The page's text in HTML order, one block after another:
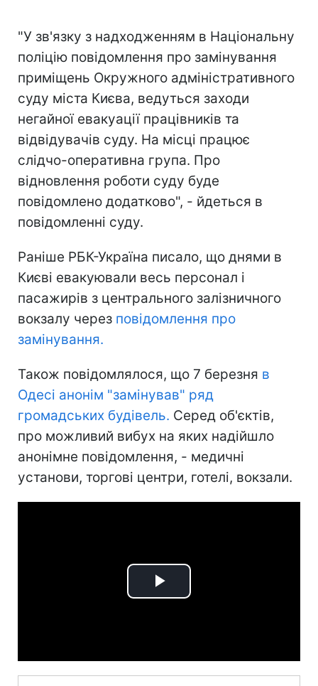
"У зв'язку з надходженням в Національну
поліцію повідомлення про замінування
приміщень Окружного адміністративного
суду міста Києва, ведуться заходи
негайної евакуації працівників та
відвідувачів суду. На місці працює
слідчо-оперативна група. Про
відновлення роботи суду буде
повідомлено додатково", - йдеться в
повідомленні суду.
Раніше РБК-Україна писало, що днями в
Києві евакуювали весь персонал і
пасажирів з центрального залізничного
вокзалу через повідомлення про
замінування.
Також повідомлялося, що 7 березня в
Одесі анонім "замінував" ряд
громадських будівель. Серед об'єктів,
про можливий вибух на яких надійшло
анонімне повідомлення, - медичні
установи, торгові центри, готелі, вокзали.
Play